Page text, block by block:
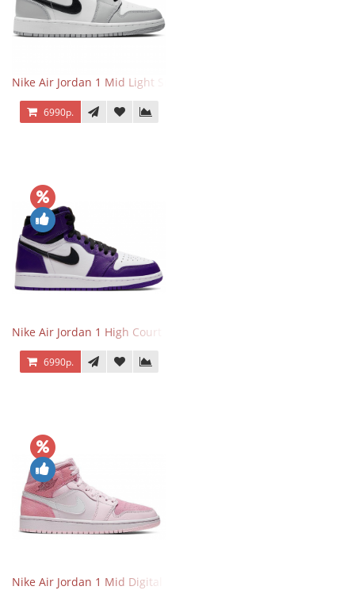
Nike Air Jordan 1 Mid Light Smoke Grey
6990р.
Nike Air Jordan 1 High Court Purple 2.0
6990р.
Nike Air Jordan 1 Mid Digital Pink